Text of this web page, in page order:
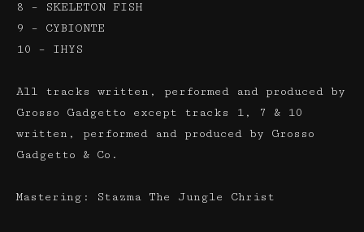
8 – SKELETON FISH
9 – CYBIONTE
10 – IHYS
All tracks written, performed and produced by
Grosso Gadgetto except tracks 1, 7 & 10
written, performed and produced by Grosso
Gadgetto & Co.
Mastering: Stazma The Jungle Christ